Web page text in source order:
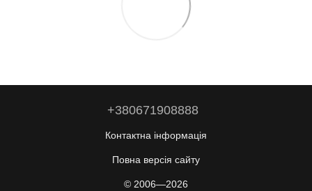
+380671908888
Контактна інформація
Повна версія сайту
© 2006—2026